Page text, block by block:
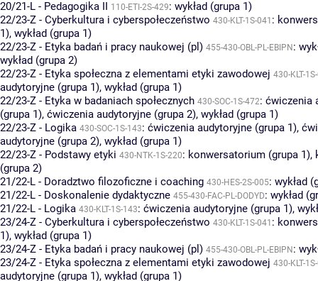
20/21-L - Pedagogika II 110-ETI-2S-429: wykład (grupa 1)
22/23-Z - Cyberkultura i cyberspołeczeństwo 430-KLT-1S-041 :
1), wykład (grupa 1)
22/23-Z - Etyka badań i pracy naukowej (pl) 455-430-OBL-PL-EBIPN :
wykład (grupa 2)
22/23-Z - Etyka społeczna z elementami etyki zawodowej 430-KLT-
audytoryjne (grupa 1), wykład (grupa 1)
22/23-Z - Etyka w badaniach społecznych 430-SOC-1S-472: ćwiczenia
(grupa 1), ćwiczenia audytoryjne (grupa 2), wykład (grupa 1)
22/23-Z - Logika 430-SOC-1S-143: ćwiczenia audytoryjne (grupa 1),
audytoryjne (grupa 2), wykład (grupa 1)
22/23-Z - Podstawy etyki 430-NTK-1S-220: konwersatorium (grupa 1),
(grupa 2)
21/22-L - Doradztwo filozoficzne i coaching 430-HES-2S-005: wykład
21/22-L - Doskonalenie dydaktyczne 455-430-FAC-PL-DODYD: wykład
21/22-L - Logika 430-KLT-1S-143: ćwiczenia audytoryjne (grupa 1),
23/24-Z - Cyberkultura i cyberspołeczeństwo 430-KLT-1S-041 :
1), wykład (grupa 1)
23/24-Z - Etyka badań i pracy naukowej (pl) 455-430-OBL-PL-EBIPN :
23/24-Z - Etyka społeczna z elementami etyki zawodowej 430-KLT-
audytoryjne (grupa 1), wykład (grupa 1)